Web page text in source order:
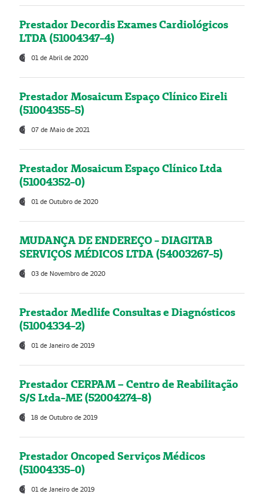
Prestador Decordis Exames Cardiológicos
LTDA (51004347-4)
01 de Abril de 2020
Prestador Mosaicum Espaço Clínico Eireli
(51004355-5)
07 de Maio de 2021
Prestador Mosaicum Espaço Clínico Ltda
(51004352-0)
01 de Outubro de 2020
MUDANÇA DE ENDEREÇO - DIAGITAB
SERVIÇOS MÉDICOS LTDA (54003267-5)
03 de Novembro de 2020
Prestador Medlife Consultas e Diagnósticos
(51004334-2)
01 de Janeiro de 2019
Prestador CERPAM – Centro de Reabilitação
S/S Ltda-ME (52004274-8)
18 de Outubro de 2019
Prestador Oncoped Serviços Médicos
(51004335-0)
01 de Janeiro de 2019